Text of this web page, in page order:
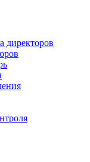
директоров